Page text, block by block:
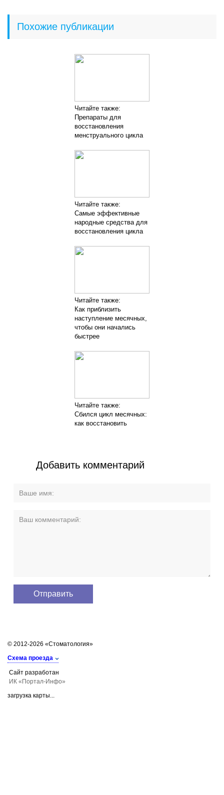
Похожие публикации
Читайте также:
Препараты для
восстановления
менструального цикла
Читайте также:
Самые эффективные
народные средства для
восстановления цикла
Читайте также:
Как приблизить
наступление месячных,
чтобы они начались
быстрее
Читайте также:
Сбился цикл месячных:
как восстановить
Добавить комментарий
© 2012-2026 «Стоматология»
Схема проезда
Сайт разработан
ИК «Портал-Инфо»
загрузка карты...